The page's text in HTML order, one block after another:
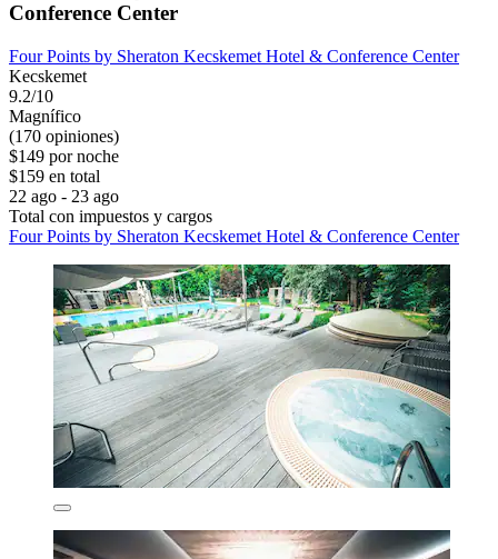
Conference Center
Four Points by Sheraton Kecskemet Hotel & Conference Center
Kecskemet
9.2/10
Magnífico
(170 opiniones)
$149 por noche
$159 en total
22 ago - 23 ago
Total con impuestos y cargos
Four Points by Sheraton Kecskemet Hotel & Conference Center